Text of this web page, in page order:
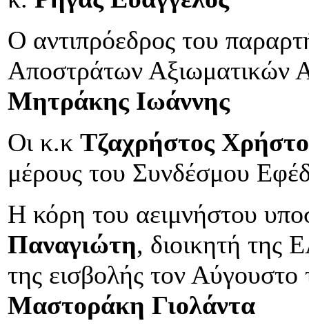
Ο αντιπρόεδρος του
Αποστράτων Αξιωματικών
Μητράκης Ιωάννης
Οι κ.κ Τζαχρήστος
μέρους του Συνδέσμου
Η κόρη του αειμνήστου
Παναγιώτη, διοικητή
της εισβολής τον
Μαστοράκη Γιολάντα